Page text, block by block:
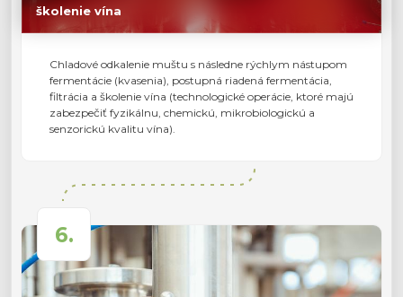
školenie vína
Chladové odkalenie muštu s následne rýchlym nástupom
fermentácie (kvasenia), postupná riadená fermentácia,
filtrácia a školenie vína (technologické operácie, ktoré majú
zabezpečiť fyzikálnu, chemickú, mikrobiologickú a
senzorickú kvalitu vína).
6.